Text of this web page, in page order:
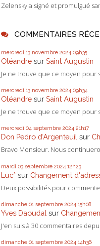
Zelensky a signé et promulgué
COMMENTAIRES
mercredi 13 novembre 2024 09h35
Oléandre sur Saint Augustin
Je ne trouve que ce moyen pour
mercredi 13 novembre 2024 09h34
Oléandre sur Saint Augustin
Je ne trouve que ce moyen pour
mercredi 04 septembre 2024 21h17
Don Pedro d‘Argenteuil sur
Bravo Monsieur. Nous
mardi 03 septembre 2024 12h23
Luc* sur Changement
Deux possibilités pour
dimanche 01 septembre 2024 15h08
Yves Daoudal sur
J'en suis à 30 commentaires
dimanche 01 septembre 2024 14h36